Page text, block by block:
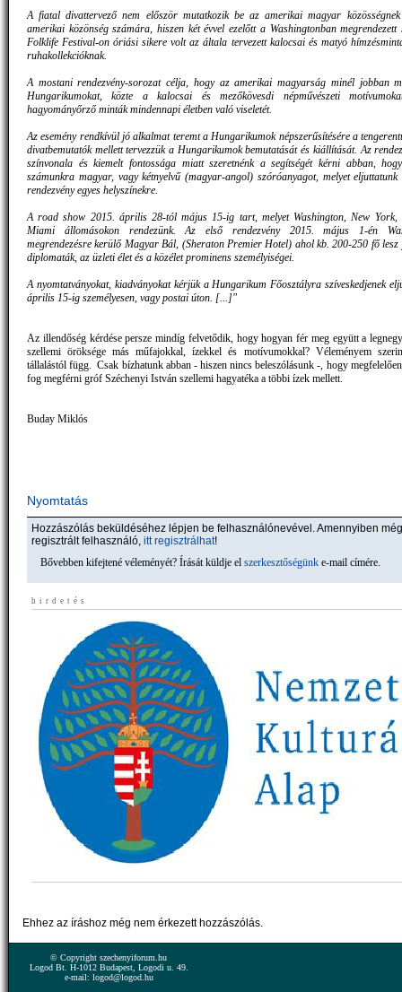
A fiatal divattervező nem először mutatkozik be az amerikai magyar
amerikai közönség számára, hiszen két évvel ezelőtt a Washingtonban megrendezett
Folklife Festival-on óriási sikere volt az általa tervezett kalocsai és matyó
ruhakollekcióknak.
A mostani rendezvény-sorozat célja, hogy az amerikai magyarság minél jobban
Hungarikumokat, közte a kalocsai és mezőkövesdi népművészeti
hagyományőrző minták mindennapi életben való viseletét.
Az esemény rendkívül jó alkalmat teremt a Hungarikumok népszerűsítésére a
divatbemutatók mellett tervezzük a Hungarikumok bemutatását és kiállítását. Az
színvonala és kiemelt fontossága miatt szeretnénk a segítségét kérni abban,
számunkra magyar, vagy kétnyelvű (magyar-angol) szóróanyagot, melyet
rendezvény egyes helyszínekre.
A road show 2015. április 28-tól május 15-ig tart, melyet Washington, New York,
Miami állomásokon rendezünk. Az első rendezvény 2015. május 1-én
megrendezésre kerülő Magyar Bál, (Sheraton Premier Hotel) ahol kb. 200-250 fő lesz
diplomaták, az üzleti élet és a közélet prominens személyiségei.
A nyomtatványokat, kiadványokat kérjük a Hungarikum Főosztályra szíveskedjenek
április 15-ig személyesen, vagy postai úton. [...]"
Az illendőség kérdése persze mindíg felvetődik, hogy hogyan fér meg együtt a
szellemi öröksége más műfajokkal, ízekkel és motívumokkal? Véleményem
tállalástól függ. Csak bízhatunk abban - hiszen nincs beleszólásunk -, hogy megfelelően
fog megférni gróf Széchenyi István szellemi hagyatéka a többi ízek mellett.
Buday Miklós
Nyomtatás
Hozzászólás beküldéséhez lépjen be felhasználónevével. Amennyiben
regisztrált felhasználó, itt regisztrálhat!
Bővebben kifejtené véleményét? Írását küldje el szerkesztőségünk e-mail címére.
hirdetés
Ehhez az íráshoz még nem érkezett hozzászólás.
© Copyright szechenyiforum.hu
Logod Bt. H-1012 Budapest, Logodi u. 49.
e-mail: logod@logod.hu